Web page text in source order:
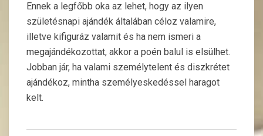
Ennek a legfőbb oka az lehet, hogy az ilyen
születésnapi ajándék általában céloz valamire,
illetve kifiguráz valamit és ha nem ismeri a
megajándékozottat, akkor a poén balul is elsülhet.
Jobban jár, ha valami személytelent és diszkrétet
ajándékoz, mintha személyeskedéssel haragot
kelt.